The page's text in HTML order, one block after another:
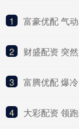
1 富豪优配 气
2 财盛配资 突然
3 富腾优配 爆冷！
4 大彩配资 领